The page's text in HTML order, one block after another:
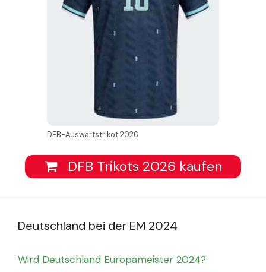
DFB-Auswärtstrikot 2026
DFB Trikots 2026 kaufen
Deutschland bei der EM 2024
Wird Deutschland Europameister 2024?